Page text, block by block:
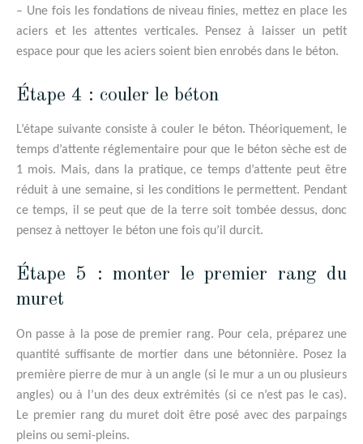
– Une fois les fondations de niveau finies, mettez en place les
aciers et les attentes verticales. Pensez à laisser un petit
espace pour que les aciers soient bien enrobés dans le béton.
Étape 4 : couler le béton
L’étape suivante consiste à couler le béton. Théoriquement, le
temps d’attente réglementaire pour que le béton sèche est de
1 mois. Mais, dans la pratique, ce temps d’attente peut être
réduit à une semaine, si les conditions le permettent. Pendant
ce temps, il se peut que de la terre soit tombée dessus, donc
pensez à nettoyer le béton une fois qu’il durcit.
Étape 5 : monter le premier rang du
muret
On passe à la pose de premier rang. Pour cela, préparez une
quantité suffisante de mortier dans une bétonnière. Posez la
première pierre de mur à un angle (si le mur a un ou plusieurs
angles) ou à l’un des deux extrémités (si ce n’est pas le cas).
Le premier rang du muret doit être posé avec des parpaings
pleins ou semi-pleins.